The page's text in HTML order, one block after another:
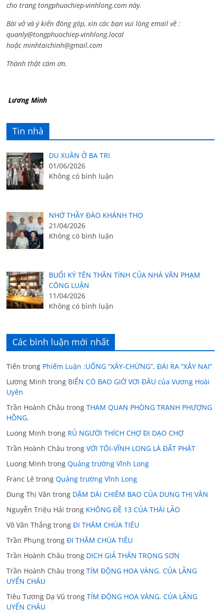
cho trang tongphuochiep-vinhlong.com này.
Bài vở và ý kiến đóng góp, xin các bạn vui lòng email về :
quanly@tongphuochiep-vinhlong.local
hoặcminhtaichinh@gmail.com
Thành thật cám ơn.
Lương Minh
Tin nhà
DU XUÂN Ở BA TRI
01/06/2026
Không có bình luận
NHỚ THẦY ĐÀO KHÁNH THỌ
21/04/2026
Không có bình luận
BUỔI KÝ TÊN THÂN TÌNH CỦA NHÀ VĂN PHẠM
CÔNG LUẬN
11/04/2026
Không có bình luận
Các bình luận mới nhất
Tiến trong Phiếm Luận :UỐNG “XÂY-CHỪNG”, ĐÁI RA “XÂY NẠI”
Lương Minh trong BIỂN CÓ BAO GIỜ VƠI ĐÂU của Vương Hoài
Uyên
Trần Hoành Châu trongTHAM QUAN PHÒNG TRANH PHƯỢNG
HỒNG.
Luong Minh trong RỦ NGƯỜI THÍCH CHỢ ĐI DẠO CHỢ
Trần Hoành Châu trongVỚI TÔI-VĨNH LONG LÀ ĐẤT PHẬT
Luong Minh trongQuảng trường Vĩnh Long
Franc Lê trongQuảng trường Vĩnh Long
Dung Thị Vân trong DẶM DÀI CHIÊM BAO CỦA DUNG THỊ VÂN
Nguyễn Triệu Hải trong KHÔNG ĐỀ 13 CỦA THÁI LÃO
Võ Văn Thắng trongĐI THĂM CHÙA TIÊU
Trần Phụng trongĐI THĂM CHÙA TIÊU
Trần Hoành Châu trong DICH GIẢ THÂN TRỌNG SƠN
Trần Hoành Châu trongTÍM ĐỘNG HOA VÀNG. CỦA LÃNG
UYỂN CHÂU
Tiêu Tương Dạ Vũ trongTÍM ĐỘNG HOA VÀNG. CỦA LÃNG
UYỂN CHÂU